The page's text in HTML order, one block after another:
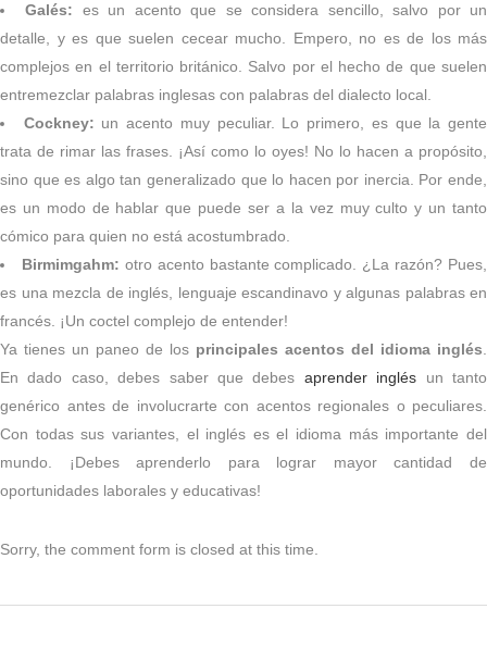
Galés: es un acento que se considera sencillo, salvo por un
detalle, y es que suelen cecear mucho. Empero, no es de los más
complejos en el territorio británico. Salvo por el hecho de que suelen
entremezclar palabras inglesas con palabras del dialecto local.
Cockney: un acento muy peculiar. Lo primero, es que la gente
trata de rimar las frases. ¡Así como lo oyes! No lo hacen a propósito,
sino que es algo tan generalizado que lo hacen por inercia. Por ende,
es un modo de hablar que puede ser a la vez muy culto y un tanto
cómico para quien no está acostumbrado.
Birmimgahm: otro acento bastante complicado. ¿La razón? Pues,
es una mezcla de inglés, lenguaje escandinavo y algunas palabras en
francés. ¡Un coctel complejo de entender!
Ya tienes un paneo de los principales acentos del idioma inglés
En dado caso, debes saber que debes aprender inglés un tanto
genérico antes de involucrarte con acentos regionales o peculiares.
Con todas sus variantes, el inglés es el idioma más importante del
mundo. ¡Debes aprenderlo para lograr mayor cantidad de
oportunidades laborales y educativas!
Sorry, the comment form is closed at this time.